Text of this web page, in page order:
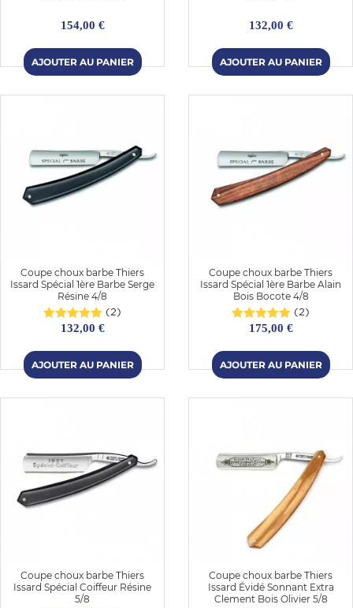
154,00 € 132,00 €
Coupe choux barbe Thiers
Issard Spécial 1ère Barbe Serge
Résine 4/8
(2)
132,00 €
Coupe choux barbe Thiers
Issard Spécial 1ère Barbe Alain
Bois Bocote 4/8
(2)
175,00 €
Coupe choux barbe Thiers
Issard Spécial Coiffeur Résine
5/8
Coupe choux barbe Thiers
Issard Évidé Sonnant Extra
Clement Bois Olivier 5/8